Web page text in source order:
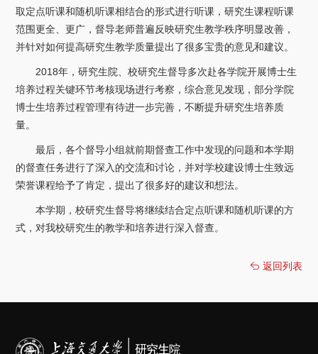
取定点听课和随机听课相结合的形式进行听课，研究生课程听课
范围更全、更广，督导老师普遍反映研究生教学秩序明显改善，
并针对如何提高研究生教学质量提出了很多宝贵的意见和建议。
2018年，研究生院、校研究生督导多次赴各学院开展博士生
培养过程关键环节考核现场进行考察，综合意见发现，部分学院
博士生培养过程管理有待进一步完善，不断提升研究生培养质
量。
最后，各个督导小组就前期督查工作中发现的问题和本学期
的督查任务进行了深入的交流和讨论，并对学校建设博士生致远
荣誉课程给予了肯定，提出了很多好的建议和想法。
本学期，校研究生督导将继续结合定点听课和随机听课的方
式，对我校研究生的教学和培养进行深入督查。
返回列表